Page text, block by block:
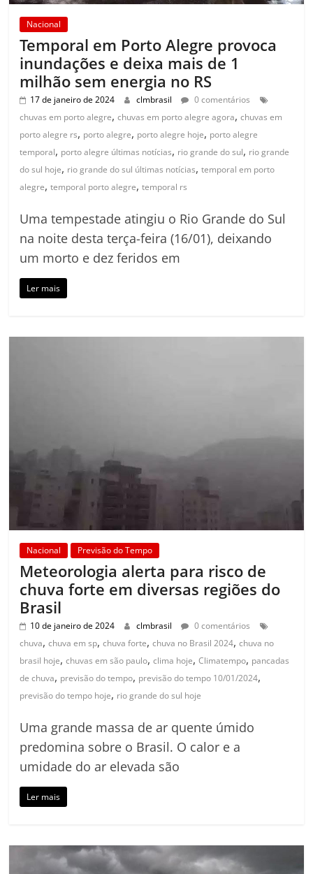
Nacional
Temporal em Porto Alegre provoca
inundações e deixa mais de 1
milhão sem energia no RS
17 de janeiro de 2024 clmbrasil
0 comentários
chuvas em porto alegre,chuvas em porto alegre agora,chuvas em
porto alegre rs, porto alegre, porto alegre hoje, porto alegre
temporal, porto alegre últimas notícias, rio grande do sul, rio grande
do sul hoje, rio grande do sul últimas notícias,temporal em porto
alegre,temporal porto alegre,temporal rs
Uma tempestade atingiu o Rio Grande do Sul
na noite desta terça-feira (16/01), deixando
um morto e dez feridos em
Ler mais
Nacional Previsão do Tempo
Meteorologia alerta para risco de
chuva forte em diversas regiões do
Brasil
10 de janeiro de 2024 clmbrasil
0 comentários
chuva,chuva em sp,chuva forte,chuva no Brasil 2024,chuva no
brasil hoje,chuvas em são paulo,clima hoje,Climatempo, pancadas
de chuva, previsão do tempo, previsão do tempo 10/01/2024,
previsão do tempo hoje, rio grande do sul hoje
Uma grande massa de ar quente úmido
predomina sobre o Brasil. O calor e a
umidade do ar elevada são
Ler mais